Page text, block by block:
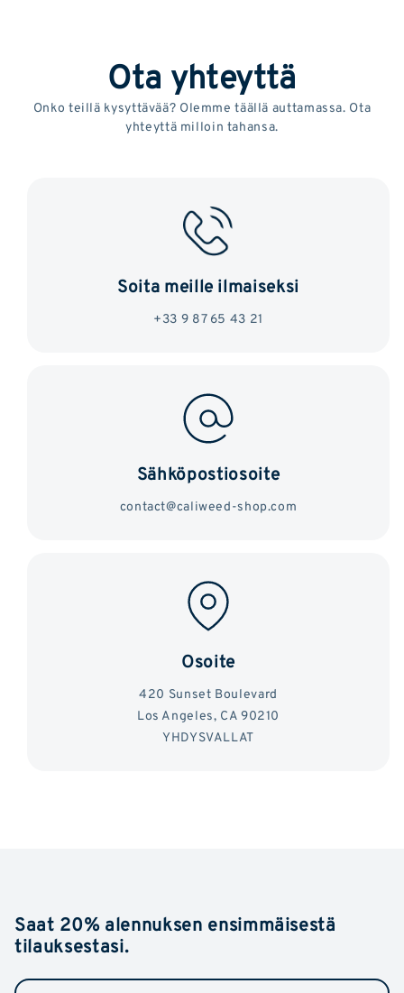
Ota yhteyttä
Onko teillä kysyttävää? Olemme täällä auttamassa. Ota
yhteyttä milloin tahansa.
Soita meille ilmaiseksi
+33 9 87 65 43 21
Sähköpostiosoite
contact@caliweed-shop.com
Osoite
420 Sunset Boulevard
Los Angeles, CA 90210
YHDYSVALLAT
Saat 20% alennuksen ensimmäisestä
tilauksestasi.